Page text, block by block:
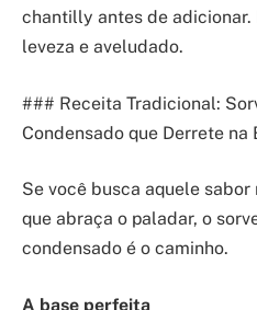
chantilly antes de adicionar.
leveza e aveludado.
### Receita Tradicional:
Condensado que Derrete na
Se você busca aquele
que abraça o paladar, o
condensado é o caminho.
A base perfeita